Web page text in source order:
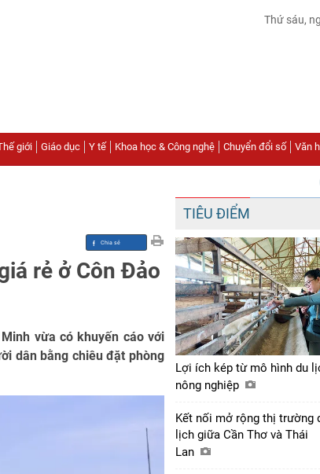
Thứ sáu,
giới Giáo dục Y tế Khoa học & Công nghệ Chuyển đổi số Văn
rẻ ở Côn Đảo
vừa có khuyến cáo với
dân bằng chiêu đặt phòng
TIÊU ĐIỂM
Lợi ích kép từ mô hình du
nông nghiệp
Kết nối mở rộng thị trường
lịch giữa Cần Thơ và Thái
Lan